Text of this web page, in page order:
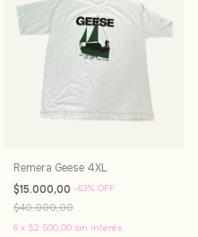
Remera Geese 4XL
$15.000,00 -63% OFF
$40.000,00
6 x $2.500,00 sin interés